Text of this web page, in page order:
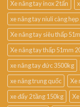
Xe nâng tay inox 2 tấn
xe nâng tay niuli càng
Xe nâng tay siêu thấp
Xe nâng tay thấp 51mm
xe nâng tay đức 3500kg
xe nâng trung quốc
Xe
xe đẩy 2 tầng 150kg